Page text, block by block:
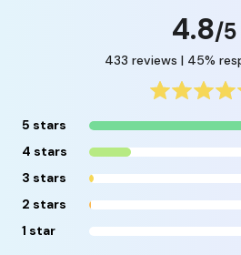
4.8/5
433 reviews | 45%
5 stars
4 stars
3 stars
2 stars
1 star